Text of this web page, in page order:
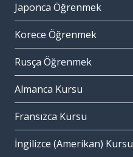
Japonca Öğrenmek
Korece Öğrenmek
Rusça Öğrenmek
Almanca Kursu
Fransızca Kursu
İngilizce (Amerikan) Kursu